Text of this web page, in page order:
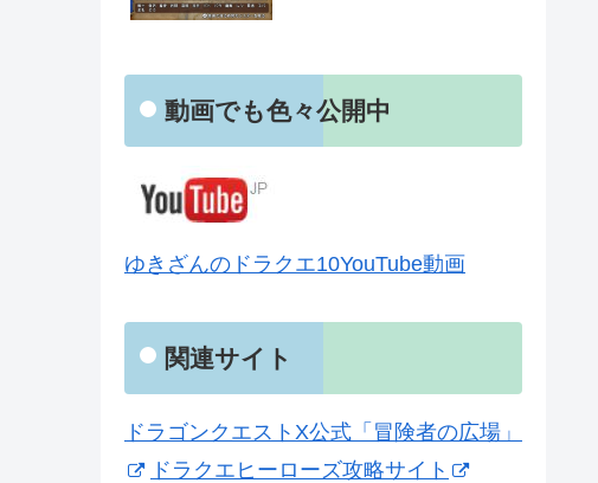
動画でも色々公開中
ゆきざんのドラクエ10YouTube動画
関連サイト
ドラゴンクエストX公式「冒険者の広場」
ドラクエヒーローズ攻略サイト